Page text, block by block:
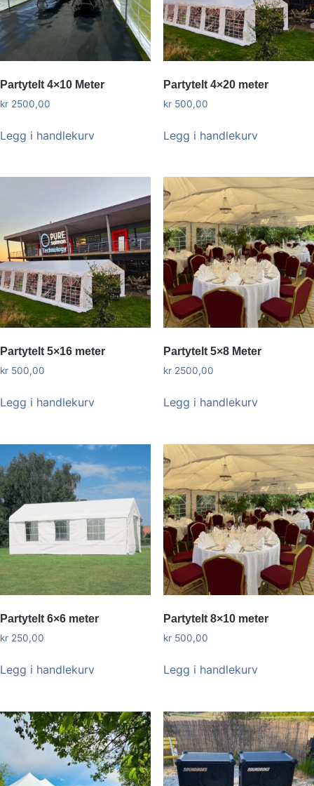
Partytelt 4×10 Meter
kr 2500,00
Legg i handlekurv
Partytelt 4×20 meter
kr500,00
Legg i handlekurv
Partytelt 5×16 meter
kr 500,00
Legg i handlekurv
Partytelt 5×8 Meter
kr2500,00
Legg i handlekurv
Partytelt 6×6 meter
kr 250,00
Legg i handlekurv
Partytelt 8×10 meter
kr500,00
Legg i handlekurv